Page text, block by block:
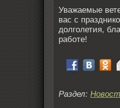
Уважаемые
вас с
долголетия,
работе!
Раздел: